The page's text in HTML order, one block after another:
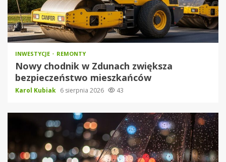
INWESTYCJE REMONTY
Nowy chodnik w Zdunach zwiększa
bezpieczeństwo mieszkańców
Karol Kubiak 6 sierpnia 2026 43